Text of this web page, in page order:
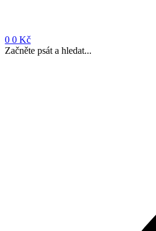
0 0 Kč
Začněte psát a hledat...